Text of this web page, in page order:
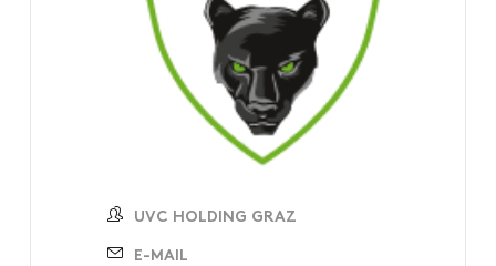
UVC HOLDING GRAZ
E-MAIL